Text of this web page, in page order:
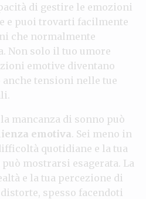
di gestire le emozioni
e puoi trovarti facilmente
che normalmente
Non solo il tuo umore
emotive diventano
tensioni nelle tue
la mancanza di sonno può
emotiva. Sei meno in
quotidiane e la tua
mostrarsi esagerata. La
e la tua percezione di
spesso facendoti